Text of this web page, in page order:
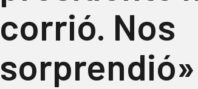
corrió. Nos
sorprendió»